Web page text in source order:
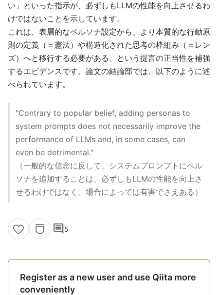
い」といった指示が、必ずしもLLMの性能を向上させるわ
けではないことを示しています。
これは、表層的なペルソナ設定から、より本質的な行動原
則の定義（＝憲法）や構造化された思考の枠組み（＝レン
ズ）へと移行する必要がある、という提言の正当性を補強
するエビデンスです。論文の結論部では、以下のように述
べられています。
"Contrary to popular belief, adding personas to
system prompts does not necessarily improve the
performance of LLMs and, in some cases, can
even be detrimental."
（一般的な信念に反して、システムプロンプトにペル
ソナを追加することは、必ずしもLLMの性能を向上さ
せるわけではなく、場合によっては有害でさえある）
comment5
Register as a new user and use Qiita more
conveniently